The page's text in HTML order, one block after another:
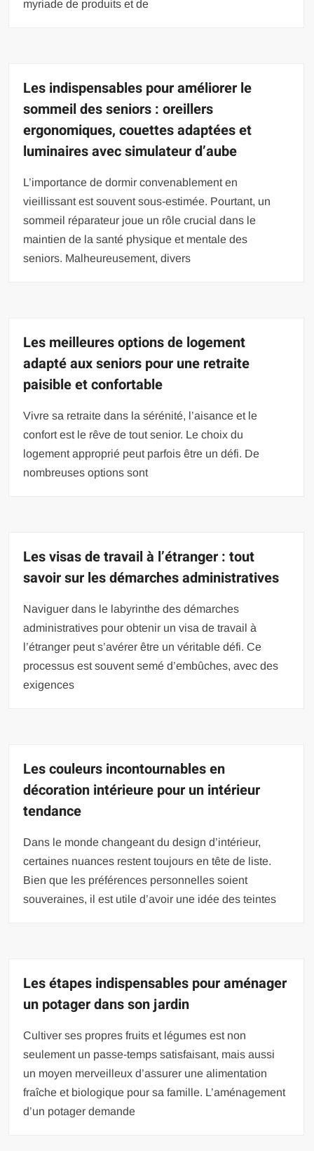
myriade de produits et de
Les indispensables pour améliorer le
sommeil des seniors : oreillers
ergonomiques, couettes adaptées et
luminaires avec simulateur d’aube
L’importance de dormir convenablement en
vieillissant est souvent sous-estimée. Pourtant, un
sommeil réparateur joue un rôle crucial dans le
maintien de la santé physique et mentale des
seniors. Malheureusement, divers
Les meilleures options de logement
adapté aux seniors pour une retraite
paisible et confortable
Vivre sa retraite dans la sérénité, l’aisance et le
confort est le rêve de tout senior. Le choix du
logement approprié peut parfois être un défi. De
nombreuses options sont
Les visas de travail à l’étranger : tout
savoir sur les démarches administratives
Naviguer dans le labyrinthe des démarches
administratives pour obtenir un visa de travail à
l’étranger peut s’avérer être un véritable défi. Ce
processus est souvent semé d’embûches, avec des
exigences
Les couleurs incontournables en
décoration intérieure pour un intérieur
tendance
Dans le monde changeant du design d’intérieur,
certaines nuances restent toujours en tête de liste.
Bien que les préférences personnelles soient
souveraines, il est utile d’avoir une idée des teintes
Les étapes indispensables pour aménager
un potager dans son jardin
Cultiver ses propres fruits et légumes est non
seulement un passe-temps satisfaisant, mais aussi
un moyen merveilleux d’assurer une alimentation
fraîche et biologique pour sa famille. L’aménagement
d’un potager demande